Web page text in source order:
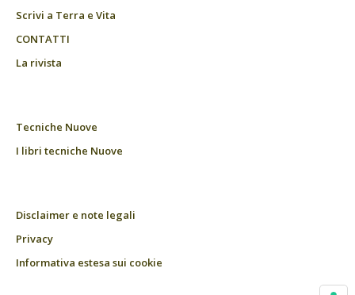
Scrivi a Terra e Vita
CONTATTI
La rivista
Tecniche Nuove
I libri tecniche Nuove
Disclaimer e note legali
Privacy
Informativa estesa sui cookie